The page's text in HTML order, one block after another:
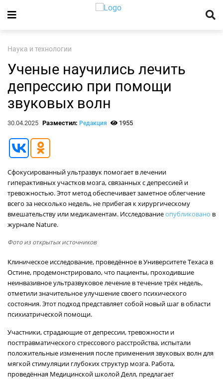
Наука и технологии
Ученые научились лечить
депрессию при помощи
звуковых волн
30.04.2025 Разместил: Редакция 1955
Сфокусированный ультразвук помогает в лечении
гиперактивных участков мозга, связанных с депрессией и
тревожностью. Этот метод обеспечивает заметное облегчение
всего за несколько недель, не прибегая к хирургическому
вмешательству или медикаментам. Исследованиеопубликовано в
журнале Nature.
Фото из открытых источников
Клиническое исследование, проведённое в Университете Техаса в
Остине, продемонстрировало, что пациенты, проходившие
неинвазивное ультразвуковое лечение в течение трёх недель,
отметили значительное улучшение своего психического
состояния. Этот подход представляет собой новый шаг в области
психиатрической помощи.
Участники, страдающие от депрессии, тревожности и
посттравматического стрессового расстройства, испытали
положительные изменения после применения звуковых волн для
мягкой стимуляции глубоких структур мозга. Работа,
проведённая Медицинской школой Делл, предлагает